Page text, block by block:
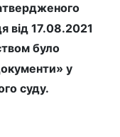
від 17.08.2021
було
у
суду.